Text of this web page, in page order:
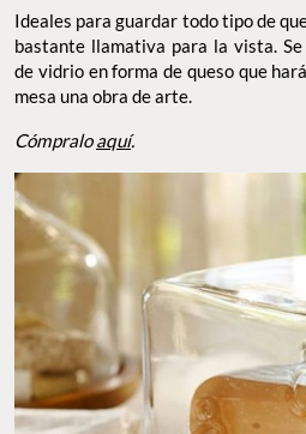
Ideales para guardar todo tipo de
bastante llamativa para la vista.
de vidrio en forma de queso que
mesa una obra de arte.
Cómpraloaquí.